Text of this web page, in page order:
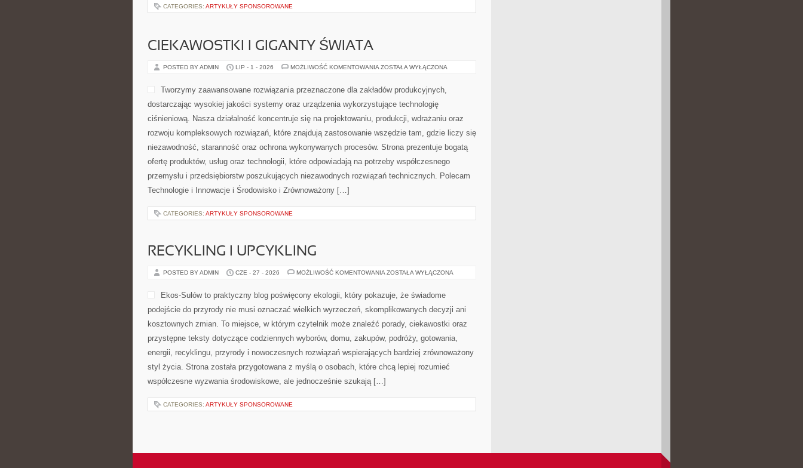
CATEGORIES: ARTYKUŁY SPONSOROWANE
CIEKAWOSTKI I GIGANTY ŚWIATA
POSTED BY ADMIN LIP - 1 - 2026 MOŻLIWOŚĆ KOMENTOWANIA CIEKAWOSTKI
ŚWIATA
ZOSTAŁA WYŁĄCZONA
Tworzymy zaawansowane rozwiązania przeznaczone dla zakładów produkcyjnych,
dostarczając wysokiej jakości systemy oraz urządzenia wykorzystujące technologię
ciśnieniową. Nasza działalność koncentruje się na projektowaniu, produkcji, wdrażaniu oraz
rozwoju kompleksowych rozwiązań, które znajdują zastosowanie wszędzie tam, gdzie liczy się
niezawodność, staranność oraz ochrona wykonywanych procesów. Strona prezentuje bogatą
ofertę produktów, usług oraz technologii, które odpowiadają na potrzeby współczesnego
przemysłu i przedsiębiorstw poszukujących niezawodnych rozwiązań technicznych. Polecam
Technologie i Innowacje i Środowisko i Zrównoważony […]
CATEGORIES: ARTYKUŁY SPONSOROWANE
RECYKLING I UPCYKLING
POSTED BY ADMIN CZE - 27 - 2026 MOŻLIWOŚĆ KOMENTOWANIA RECYKLING
ZOSTAŁA WYŁĄCZONA
Ekos-Sułów to praktyczny blog poświęcony ekologii, który pokazuje, że świadome
podejście do przyrody nie musi oznaczać wielkich wyrzeczeń, skomplikowanych decyzji ani
kosztownych zmian. To miejsce, w którym czytelnik może znaleźć porady, ciekawostki oraz
przystępne teksty dotyczące codziennych wyborów, domu, zakupów, podróży, gotowania,
energii, recyklingu, przyrody i nowoczesnych rozwiązań wspierających bardziej zrównoważony
styl życia. Strona została przygotowana z myślą o osobach, które chcą lepiej rozumieć
współczesne wyzwania środowiskowe, ale jednocześnie szukają […]
CATEGORIES: ARTYKUŁY SPONSOROWANE